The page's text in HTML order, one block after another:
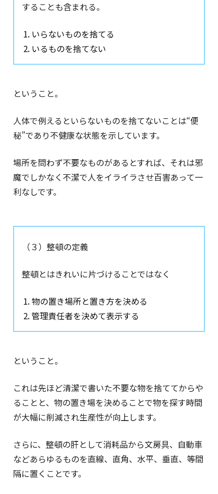
することも含まれる。
いらないものを捨てる
いるものを捨てない
ということ。
人体で例えるといらないものを捨てないことは“便
秘”であり不健康な状態を示しています。
場所を問わず不要なものがあるとすれば、それは邪
魔でしかなく不潔で人をイライラさせ百害あって一
利なしです。
（３）整頓の定義
整頓とはきれいに片づけることではなく
物の置き場所と置き方を決める
管理責任者を決めて表示する
ということ。
これは先ほど清潔で書いた不要な物を捨ててからや
ることと、物の置き場を決めることで物を探す時間
が大幅に削減され生産性が向上します。
さらに、整頓の肝として消耗品から文房具、自動車
などあらゆるものを直線、直角、水平、垂直、等間
隔に置くことです。